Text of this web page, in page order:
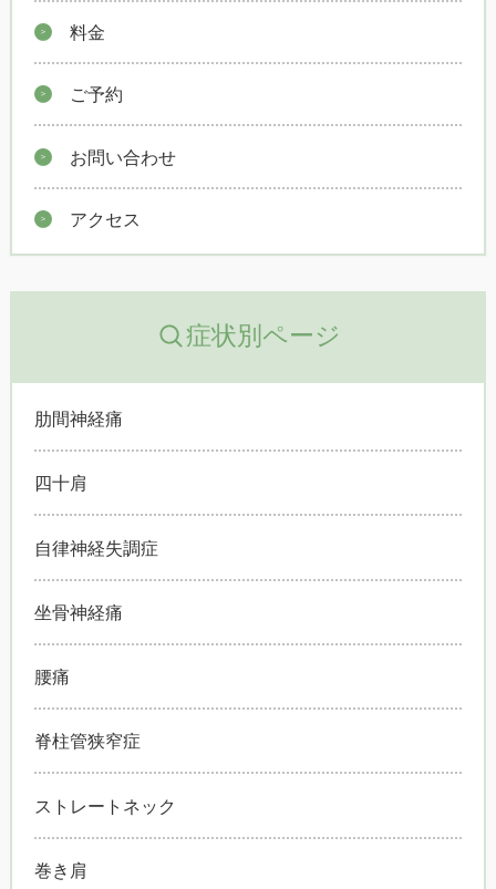
料金
ご予約
お問い合わせ
アクセス
症状別ページ
肋間神経痛
四十肩
自律神経失調症
坐骨神経痛
腰痛
脊柱管狭窄症
ストレートネック
巻き肩